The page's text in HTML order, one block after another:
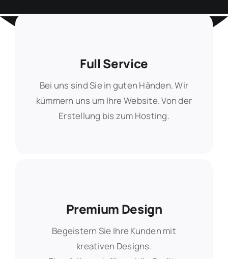
Full Service
Bei uns sind Sie in guten Händen. Wir
kümmern uns um Ihre Website. Von der
Erstellung bis zum Hosting.
Full Service
Bei uns sind Sie in guten Händen. Wir
kümmern uns um Ihre Website. Von der
Erstellung bis zum Hosting.
Premium Design
Begeistern Sie Ihre Kunden mit
kreativen Designs.
Premium Design
Begeistern Sie Ihre Kunden mit
kreativen Designs.